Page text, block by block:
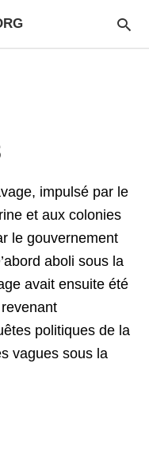
impulsé par le
et aux colonies
le gouvernement
aboli sous la
avait ensuite été
politiques de la
vagues sous la